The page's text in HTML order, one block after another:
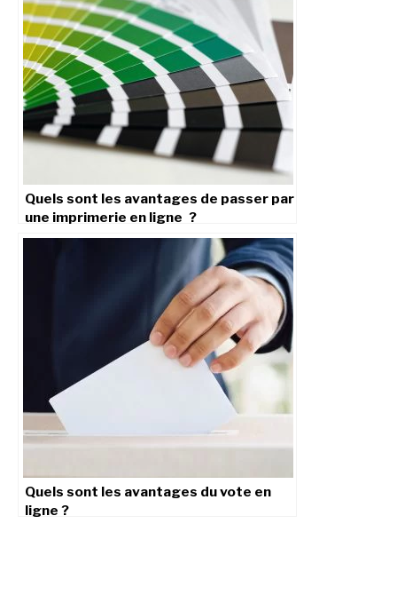
Quels sont les avantages de passer par
une imprimerie en ligne ?
Quels sont les avantages du vote en
ligne ?